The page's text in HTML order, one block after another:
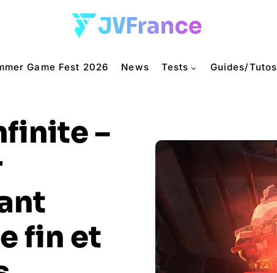
Game Fest 2026 News Tests Guides/Tutos
–
fin et